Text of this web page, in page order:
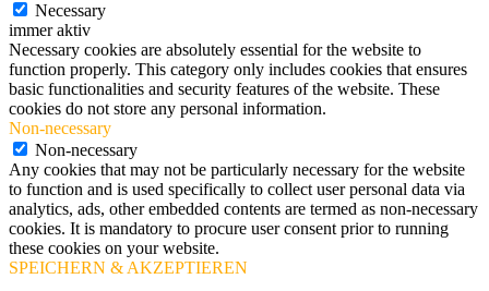
Necessary
immer aktiv
Necessary cookies are absolutely essential for the website to
function properly. This category only includes cookies that ensures
basic functionalities and security features of the website. These
cookies do not store any personal information.
Non-necessary
Non-necessary
Any cookies that may not be particularly necessary for the website
to function and is used specifically to collect user personal data via
analytics, ads, other embedded contents are termed as non-necessary
cookies. It is mandatory to procure user consent prior to running
these cookies on your website.
SPEICHERN & AKZEPTIEREN